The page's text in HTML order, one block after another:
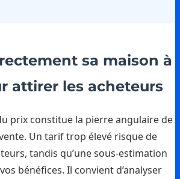
sa maison à
attirer les acheteurs
prix constitue la pierre angulaire de
Un tarif trop élevé risque de
tandis qu’une sous-estimation
bénéfices. Il convient d’analyser